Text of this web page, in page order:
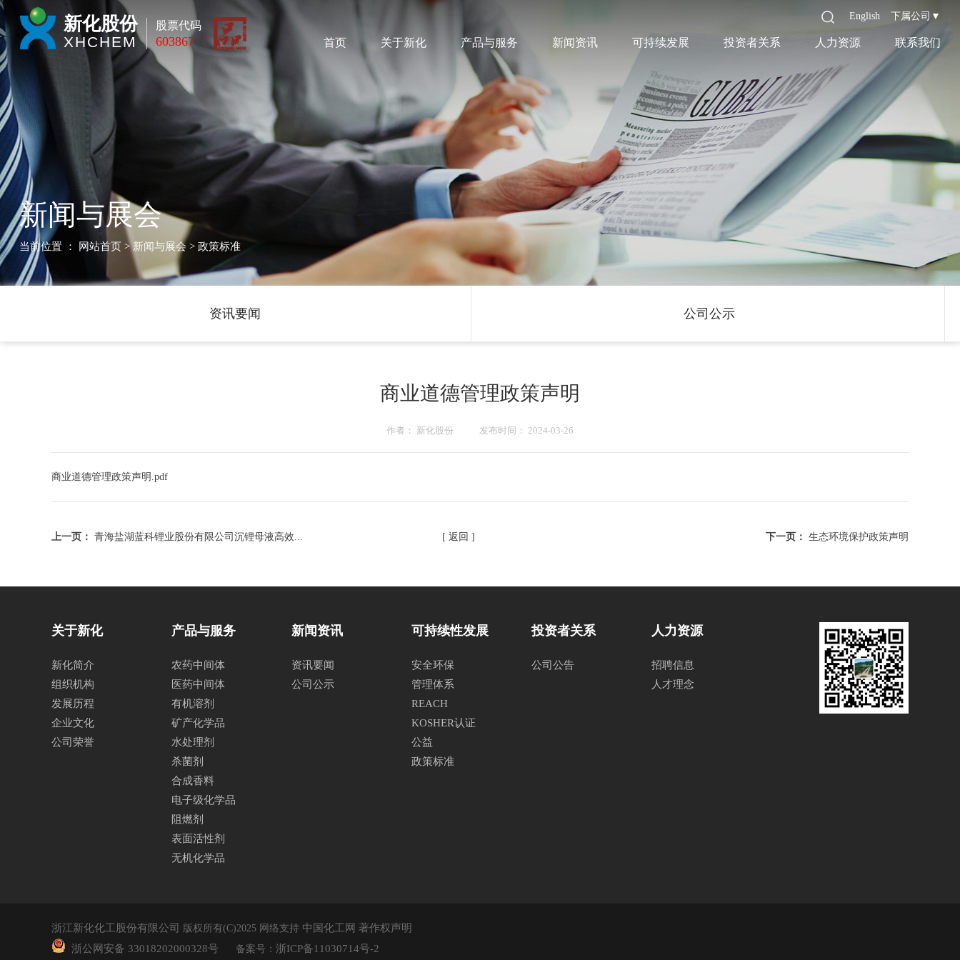
新化股份
XHCHEM
股票代码
603867
下属公司▼
English
首页 关于新化 产品与服务 新闻资讯 可持续发展 投资者关系 人力资源 联系我们
新闻与展会
当前位置 ： 网站首页> 新闻与展会 > 政策标准
资讯要闻 公司公示
商业道德管理政策声明
作者： 新化股份 发布时间： 2024-03-26
商业道德管理政策声明.pdf
上一页： 青海盐湖蓝科锂业股份有限公司沉锂母液高效... [ 返回 ] 下一页： 生态环境保护政策声明
关于新化
新化简介
组织机构
发展历程
企业文化
公司荣誉
产品与服务
农药中间体
医药中间体
有机溶剂
矿产化学品
水处理剂
杀菌剂
合成香料
电子级化学品
阻燃剂
表面活性剂
无机化学品
新闻资讯
资讯要闻
公司公示
可持续性发展
安全环保
管理体系
REACH
KOSHER认证
公益
政策标准
投资者关系
公司公告
人力资源
招聘信息
人才理念
浙江新化化工股份有限公司 版权所有(C)2025 网络支持 中国化工网 著作权声明
浙公网安备 33018202000328号 备案号： 浙ICP备11030714号-2